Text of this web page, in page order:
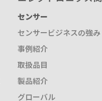
センサー
センサービジネスの強み
事例紹介
取扱品目
製品紹介
グローバル